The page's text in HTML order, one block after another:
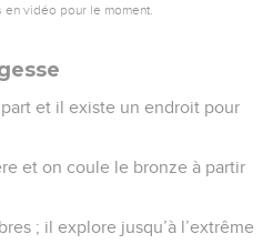
vidéo pour le moment.
et il existe un endroit pour
et on coule le bronze à partir
; il explore jusqu’à l’extrême